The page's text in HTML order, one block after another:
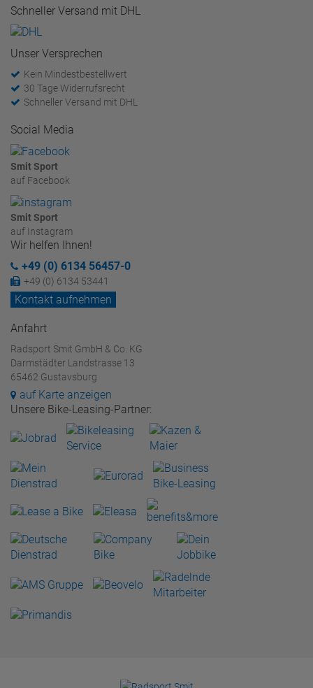
Schneller Versand mit DHL
Unser Versprechen
Kein Mindestbestellwert
30 Tage Widerrufsrecht
Schneller Versand mit DHL
Social Media
Smit Sport
auf Facebook
Smit Sport
auf Instagram
Wir helfen Ihnen!
+49 (0) 6134 56457-0
+49 (0) 6134 53441
Kontakt aufnehmen
Anfahrt
Radsport Smit GmbH & Co. KG
Darmstädter Landstrasse 13
65462 Gustavsburg
auf Karte anzeigen
Unsere Bike-Leasing-Partner: